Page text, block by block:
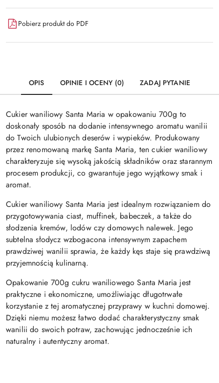
Pobierz produkt do PDF
OPIS OPINIE I OCENY (0) ZADAJ PYTANIE
Cukier waniliowy Santa Maria w opakowaniu 700g to
doskonały sposób na dodanie intensywnego aromatu wanilii
do Twoich ulubionych deserów i wypieków. Produkowany
przez renomowaną markę Santa Maria, ten cukier waniliowy
charakteryzuje się wysoką jakością składników oraz starannym
procesem produkcji, co gwarantuje jego wyjątkowy smak i
aromat.
Cukier waniliowy Santa Maria jest idealnym rozwiązaniem do
przygotowywania ciast, muffinek, babeczek, a także do
słodzenia kremów, lodów czy domowych nalewek. Jego
subtelna słodycz wzbogacona intensywnym zapachem
prawdziwej wanilii sprawia, że każdy kęs staje się prawdziwą
przyjemnością kulinarną.
Opakowanie 700g cukru waniliowego Santa Maria jest
praktyczne i ekonomiczne, umożliwiając długotrwałe
korzystanie z tej aromatycznej przyprawy w kuchni domowej.
Dzięki niemu możesz łatwo dodać charakterystyczny smak
wanilii do swoich potraw, zachowując jednocześnie ich
naturalny i autentyczny aromat.